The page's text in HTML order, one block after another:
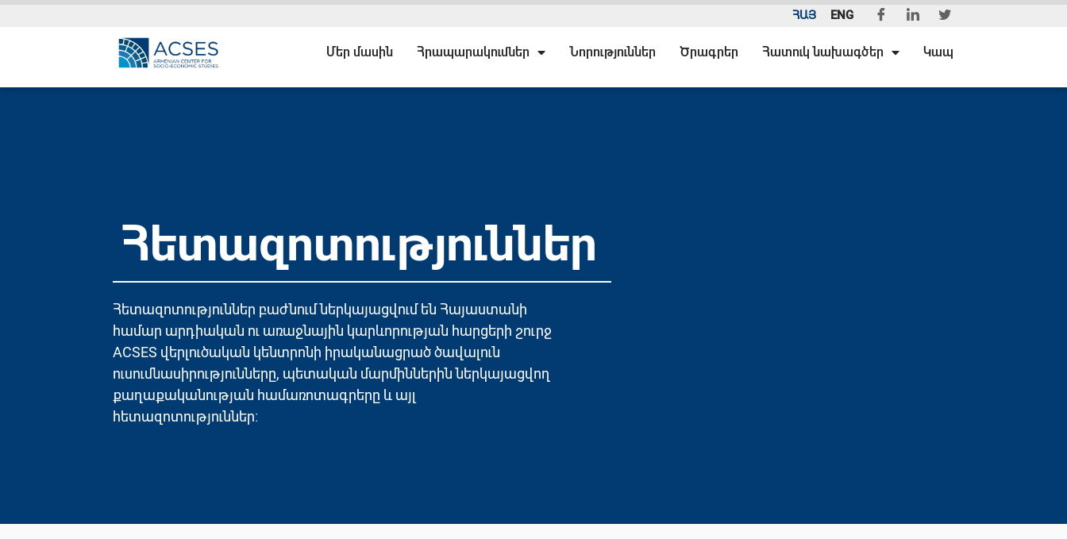
ՀԱՅ ENG
Մեր մասին Հրապարակումներ Նորություններ Ծրագրեր Հատուկ նախագծեր Կապ
Հետազոտություններ
Հետազոտություններ բաժնում ներկայացվում են Հայաստանի
համար արդիական ու առաջնային կարևորության հարցերի շուրջ
ACSES վերլուծական կենտրոնի իրականացրած ծավալուն
ուսումնասիրությունները, պետական մարմիններին ներկայացվող
քաղաքականության համառոտագրերը և այլ
հետազոտություններ։